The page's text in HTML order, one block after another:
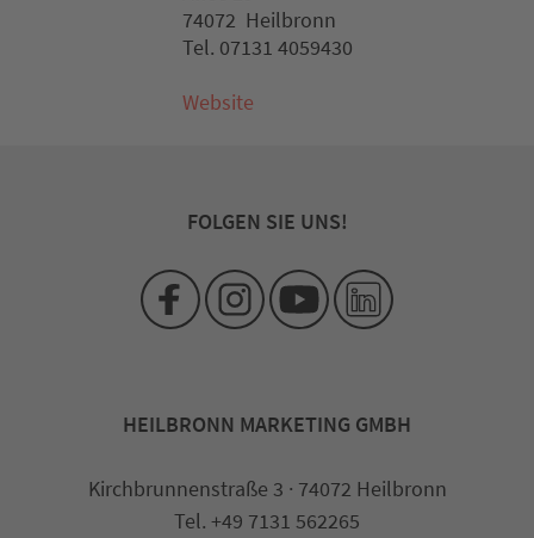
74072 Heilbronn
Tel. 07131 4059430
Website
FOLGEN SIE UNS!
HEILBRONN MARKETING GMBH
Kirchbrunnenstraße 3 · 74072 Heilbronn
Tel. +49 7131 562265